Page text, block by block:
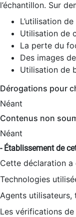
l’échantillon. Sur
L’utilisation
Utilisation de
La perte du
Des images
Utilisation de
Dérogations pour
Néant
Contenus non
Néant
- Établissement de
Cette déclaration
Technologies
Agents utilisateurs,
Les vérifications